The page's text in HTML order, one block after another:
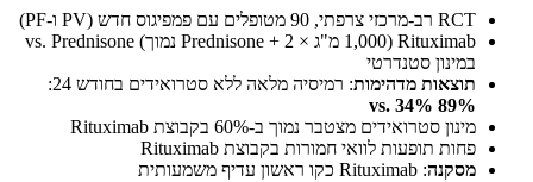
RCT רב-מרכזי צרפתי, 90 מטופלים עם פמפיגוס חדש (PV ו-PF)
Rituximab (1,000 מ"ג × 2 + Prednisone נמוך) vs. Prednisone
במינון סטנדרטי
תוצאות מדהימות: רמיסיה מלאה ללא סטרואידים בחודש 24:
89% vs. 34%
מינון סטרואידים מצטבר נמוך ב-60% בקבוצת Rituximab
פחות תופעות לוואי חמורות בקבוצת Rituximab
מסקנה: Rituximab כקו ראשון עדיף משמעותית